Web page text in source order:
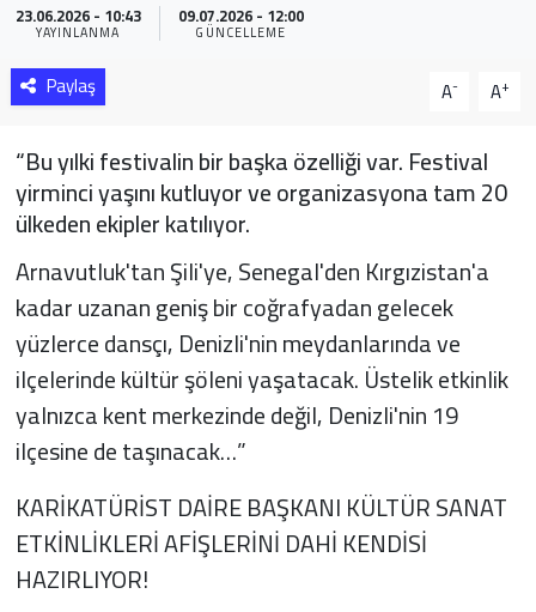
23.06.2026 - 10:43
YAYINLANMA
09.07.2026 - 12:00
GÜNCELLEME
Paylaş A- A+
“Bu yılki festivalin bir başka özelliği var. Festival
yirminci yaşını kutluyor ve organizasyona tam 20
ülkeden ekipler katılıyor.
Arnavutluk'tan Şili'ye, Senegal'den Kırgızistan'a
kadar uzanan geniş bir coğrafyadan gelecek
yüzlerce dansçı, Denizli'nin meydanlarında ve
ilçelerinde kültür şöleni yaşatacak. Üstelik etkinlik
yalnızca kent merkezinde değil, Denizli'nin 19
ilçesine de taşınacak…”
KARİKATÜRİST DAİRE BAŞKANI KÜLTÜR SANAT
ETKİNLİKLERİ AFİŞLERİNİ DAHİ KENDİSİ
HAZIRLIYOR!
Resmi Reklam